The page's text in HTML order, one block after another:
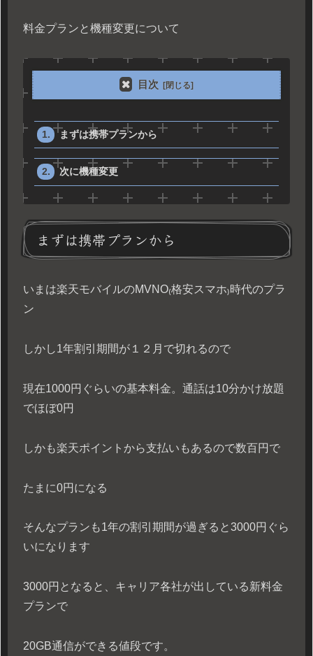
料金プランと機種変更について
目次
まずは携帯プランから
次に機種変更
まずは携帯プランから
いまは楽天モバイルのMVNO₍格安スマホ₎時代のプラ
ン
しかし1年割引期間が１２月で切れるので
現在1000円ぐらいの基本料金。通話は10分かけ放題
でほぼ0円
しかも楽天ポイントから支払いもあるので数百円で
たまに0円になる
そんなプランも1年の割引期間が過ぎると3000円ぐら
いになります
3000円となると、キャリア各社が出している新料金
プランで
20GB通信ができる値段です。